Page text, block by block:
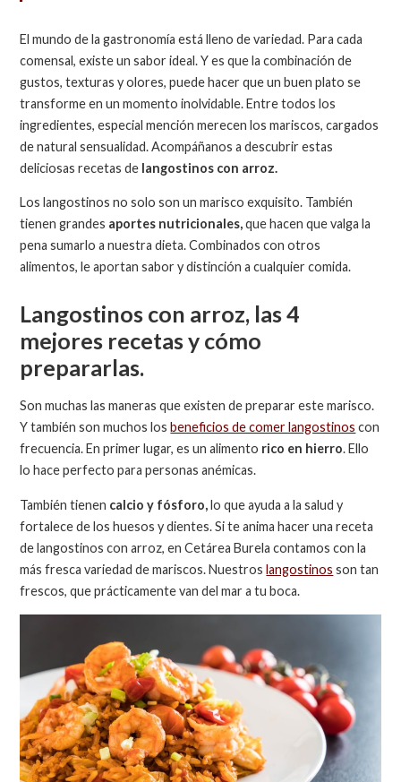
El mundo de la gastronomía está lleno de variedad. Para cada
comensal, existe un sabor ideal. Y es que la combinación de
gustos, texturas y olores, puede hacer que un buen plato se
transforme en un momento inolvidable. Entre todos los
ingredientes, especial mención merecen los mariscos, cargados
de natural sensualidad. Acompáñanos a descubrir estas
deliciosas recetas de langostinos con arroz.
Los langostinos no solo son un marisco exquisito. También
tienen grandes aportes nutricionales,que hacen que valga la
pena sumarlo a nuestra dieta. Combinados con otros
alimentos, le aportan sabor y distinción a cualquier comida.
Langostinos con arroz, las 4
mejores recetas y cómo
prepararlas.
Son muchas las maneras que existen de preparar este marisco.
Y también son muchos losbeneficios de comer langostinos con
frecuencia. En primer lugar, es un alimento rico en hierro. Ello
lo hace perfecto para personas anémicas.
También tienen calcio y fósforo,lo que ayuda a la salud y
fortalece de los huesos y dientes. Si te anima hacer una receta
de langostinos con arroz, en Cetárea Burela contamos con la
más fresca variedad de mariscos. Nuestroslangostinos son tan
frescos, que prácticamente van del mar a tu boca.